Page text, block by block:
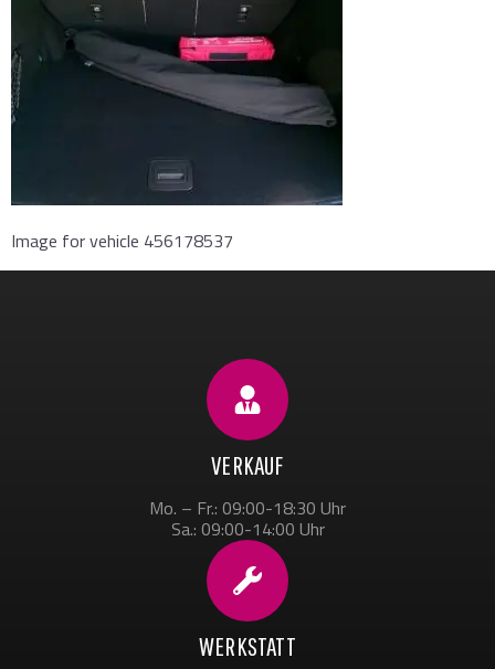
Image for vehicle 456178537
VERKAUF
Mo. – Fr.: 09:00-18:30 Uhr
Sa.: 09:00-14:00 Uhr
WERKSTATT